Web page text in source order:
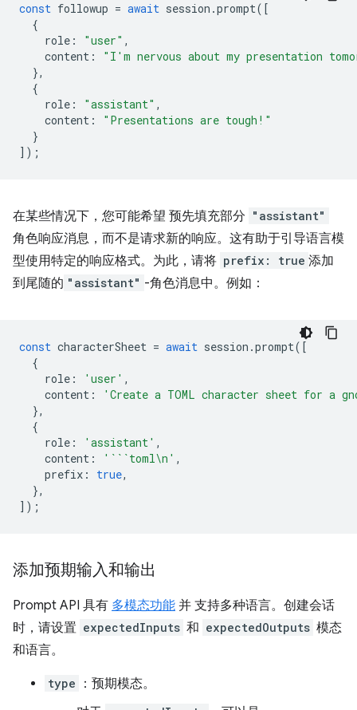
const followup = await session .prompt([
{
role : "user" ,
content :
"I'm nervous about my presentation
},
{
role : "assistant" ,
content :
"Presentations are tough!"
}
]);
在某些情况下，您可能希望 预先填充部分 "assistant"
角色响应消息，而不是请求新的响应。这有助于引导语言模
型使用特定的响应格式。为此，请将 prefix: true 添加
到尾随的 "assistant" -角色消息中。例如：
const characterSheet = await session .prompt([
{
role : 'user' ,
content :
'Create a TOML character sheet for a
},
{
role : 'assistant' ,
content : '```toml\n' ,
prefix : true,
},
]);
添加预期输入和输出
Prompt API 具有 多模态功能 并 支持多种语言。创建会话
时，请设置 expectedInputs 和 expectedOutputs 模态
和语言。
type
：预期模态。